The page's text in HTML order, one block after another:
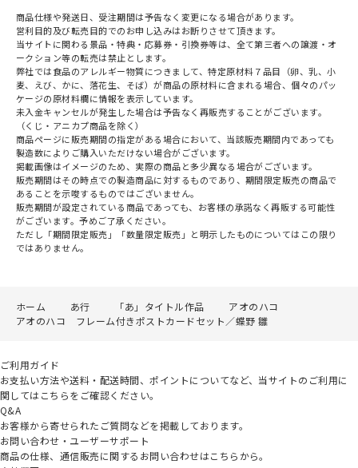
商品仕様や発送日、受注期間は予告なく変更になる場合があります。
営利目的及び転売目的でのお申し込みはお断りさせて頂きます。
当サイトに関わる景品・特典・応募券・引換券等は、全て第三者への譲渡・オ
ークション等の転売は禁止とします。
弊社では食品のアレルギー物質につきまして、特定原材料７品目（卵、乳、小
麦、えび、かに、落花生、そば）が商品の原材料に含まれる場合、個々のパッ
ケージの原材料欄に情報を表示しています。
未入金キャンセルが発生した場合は予告なく再販売することがございます。
（くじ・アニカプ商品を除く）
商品ページに販売期間の指定がある場合において、当該販売期間内であっても
製造数によりご購入いただけない場合がございます。
掲載画像はイメージのため、実際の商品と多少異なる場合がございます。
販売期間はその時点での製造商品に対するものであり、期間限定販売の商品で
あることを示唆するものではございません。
販売期間が設定されている商品であっても、お客様の承諾なく再販する可能性
がございます。予めご了承ください。
ただし「期間限定販売」「数量限定販売」と明示したものについてはこの限り
ではありません。
ホーム あ行 「あ」タイトル作品
アオのハコ
アオのハコ フレーム付きポストカードセット／蝶野 雛
ご利用ガイド
お支払い方法や送料・配送時間、ポイントについてなど、当サイトのご利用に
関してはこちらをご確認ください。
Q&A
お客様から寄せられたご質問などを掲載しております。
お問い合わせ・ユーザーサポート
商品の仕様、通信販売に関するお問い合わせはこちらから。